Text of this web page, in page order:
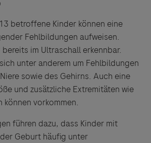
betroffene Kinder können eine
Fehlbildungen aufweisen.
im Ultraschall erkennbar.
unter anderem um Fehlbildungen
sowie des Gehirns. Auch eine
und zusätzliche Extremitäten wie
können vorkommen.
führen dazu, dass Kinder mit
Geburt häufig unter